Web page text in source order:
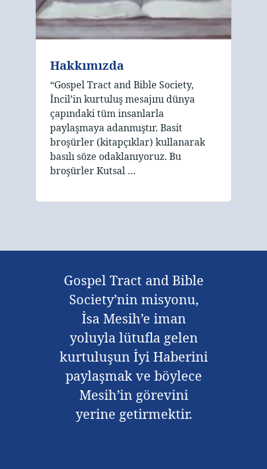
Hakkımızda
“Gospel Tract and Bible Society,
İncil’in kurtuluş mesajını dünya
çapındaki tüm insanlarla
paylaşmaya adanmıştır. Basit
broşürler (kitapçıklar) kullanarak
basılı söze odaklanıyoruz. Bu
broşürler Kutsal …
Gospel Tract and Bible
Society’nin misyonu,
İsa Mesih’e iman
yoluyla lütufla gelen
kurtuluşun İyi Haberini
paylaşmak ve böylece
Mesih’in görevini
yerine getirmektir.